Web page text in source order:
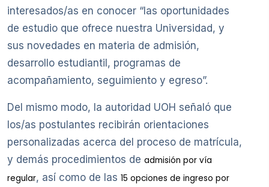
interesados/as en conocer “las oportunidades
de estudio que ofrece nuestra Universidad, y
sus novedades en materia de admisión,
desarrollo estudiantil, programas de
acompañamiento, seguimiento y egreso”.
Del mismo modo, la autoridad UOH señaló que
los/as postulantes recibirán orientaciones
personalizadas acerca del proceso de matrícula,
y demás procedimientos de admisión por vía
regular, así como de las 15 opciones de ingreso por